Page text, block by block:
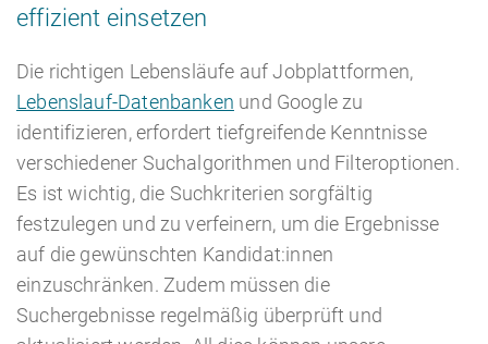
effizient einsetzen
Die richtigen Lebensläufe auf Jobplattformen,
Lebenslauf-Datenbanken und Google zu
identifizieren, erfordert tiefgreifende Kenntnisse
verschiedener Suchalgorithmen und Filteroptionen.
Es ist wichtig, die Suchkriterien sorgfältig
festzulegen und zu verfeinern, um die Ergebnisse
auf die gewünschten Kandidat:innen
einzuschränken. Zudem müssen die
Suchergebnisse regelmäßig überprüft und